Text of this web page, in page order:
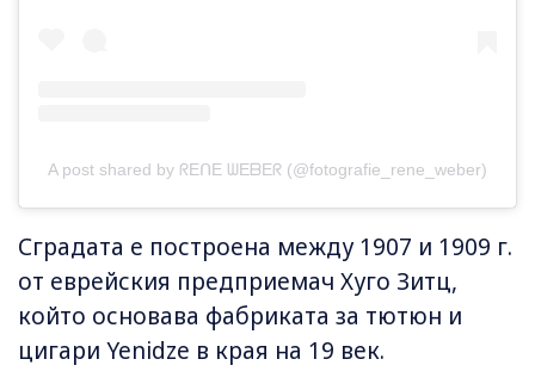
A post shared by ᖇEᑎE ᗯEᗷEᖇ (@fotografie_rene_weber)
Сградата е построена между 1907 и 1909 г.
от еврейския предприемач Хуго Зитц,
който основава фабриката за тютюн и
цигари Yenidze в края на 19 век.